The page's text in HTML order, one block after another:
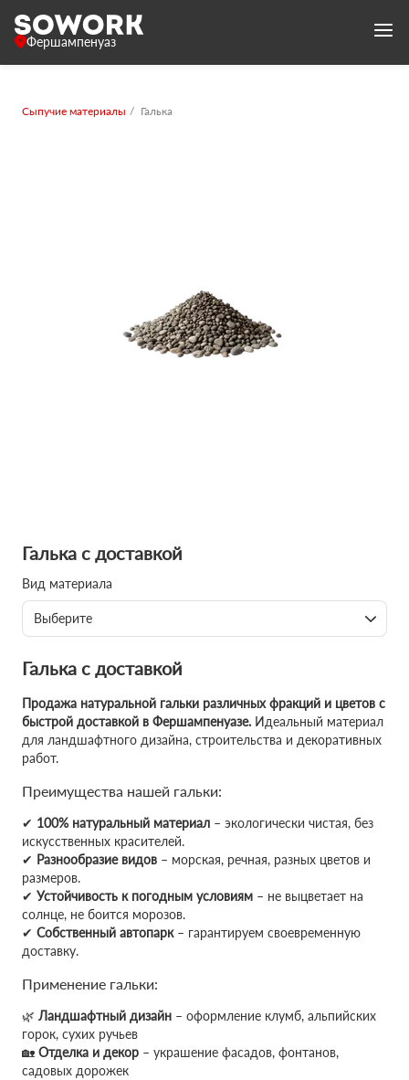
Фершампенуаз
Сыпучие материалы Галька
Галька с доставкой
Вид материала
Выберите
Галька с доставкой
Продажа натуральной гальки различных фракций и цветов с
быстрой доставкой в Фершампенуазе. Идеальный материал
для ландшафтного дизайна, строительства и декоративных
работ.
Преимущества нашей гальки:
✔ 100% натуральный материал – экологически чистая, без
искусственных красителей.
✔ Разнообразие видов – морская, речная, разных цветов и
размеров.
✔ Устойчивость к погодным условиям – не выцветает на
солнце, не боится морозов.
✔ Собственный автопарк– гарантируем своевременную
доставку.
Применение гальки:
🌿 Ландшафтный дизайн – оформление клумб, альпийских
горок, сухих ручьев
🏡 Отделка и декор – украшение фасадов, фонтанов,
садовых дорожек